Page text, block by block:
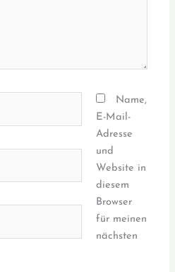
Name,
E-Mail-
Adresse
und
Website in
diesem
Browser
für meinen
nächsten